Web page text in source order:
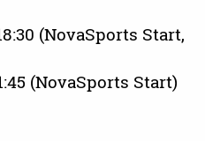
(NovaSports Start,
(NovaSports Start)